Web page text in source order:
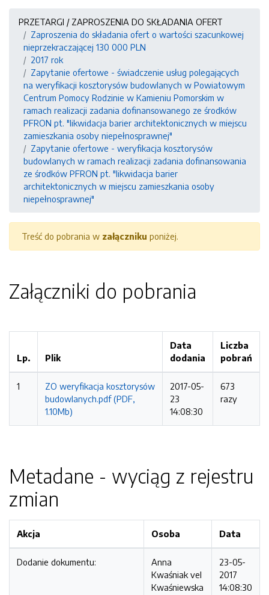
PRZETARGI / ZAPROSZENIA DO SKŁADANIA OFERT
Zaproszenia do składania ofert o wartości szacunkowej
nieprzekraczającej 130 000 PLN
2017 rok
Zapytanie ofertowe - świadczenie usług polegających
na weryfikacji kosztorysów budowlanych w Powiatowym
Centrum Pomocy Rodzinie w Kamieniu Pomorskim w
ramach realizacji zadania dofinansowanego ze środków
PFRON pt. "likwidacja barier architektonicznych w miejscu
zamieszkania osoby niepełnosprawnej"
Zapytanie ofertowe - weryfikacja kosztorysów
budowlanych w ramach realizacji zadania dofinansowania
ze środków PFRON pt. "likwidacja barier
architektonicznych w miejscu zamieszkania osoby
niepełnosprawnej"
Treść do pobrania w załączniku poniżej.
Załączniki do pobrania
Lp. Plik
Data
dodania
Liczba
pobrań
1
ZO weryfikacja kosztorysów
budowlanych.pdf (PDF,
1.10Mb)
2017-05-
23
14:08:30
673
razy
Metadane - wyciąg z rejestru
zmian
Akcja Osoba Data
Dodanie dokumentu:
Anna
Kwaśniak vel
Kwaśniewska
23-05-
2017
14:08:30